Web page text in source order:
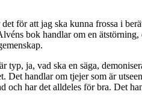
för att jag ska kunna frossa i
bok handlar om en
ja, vad ska en säga,
handlar om tjejer som är
har det alldeles för bra. Det